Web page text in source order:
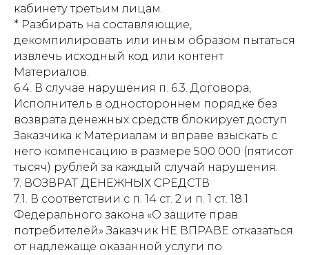
кабинету третьим лицам.
* Разбирать на составляющие,
декомпилировать или иным образом пытаться
извлечь исходный код или контент
Материалов.
6.4. В случае нарушения п. 6.3. Договора,
Исполнитель в одностороннем порядке без
возврата денежных средств блокирует доступ
Заказчика к Материалам и вправе взыскать с
него компенсацию в размере 500 000 (пятисот
тысяч) рублей за каждый случай нарушения.
7. ВОЗВРАТ ДЕНЕЖНЫХ СРЕДСТВ
7.1. В соответствии с п. 14 ст. 2 и п. 1 ст. 18.1
Федерального закона «О защите прав
потребителей» Заказчик НЕ ВПРАВЕ отказаться
от надлежаще оказанной услуги по